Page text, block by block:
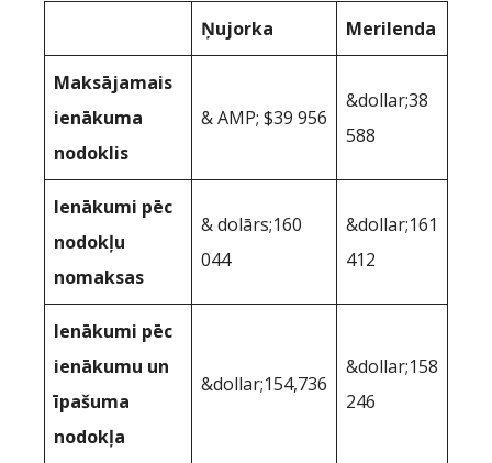
Ņujorka Merilenda
Maksājamais
ienākuma
nodoklis
& AMP; $39 956
&dollar;38
588
Ienākumi pēc
nodokļu
nomaksas
& dolārs;160
044
&dollar;161
412
Ienākumi pēc
ienākumu un
īpašuma
nodokļa
&dollar;154,736
&dollar;158
246